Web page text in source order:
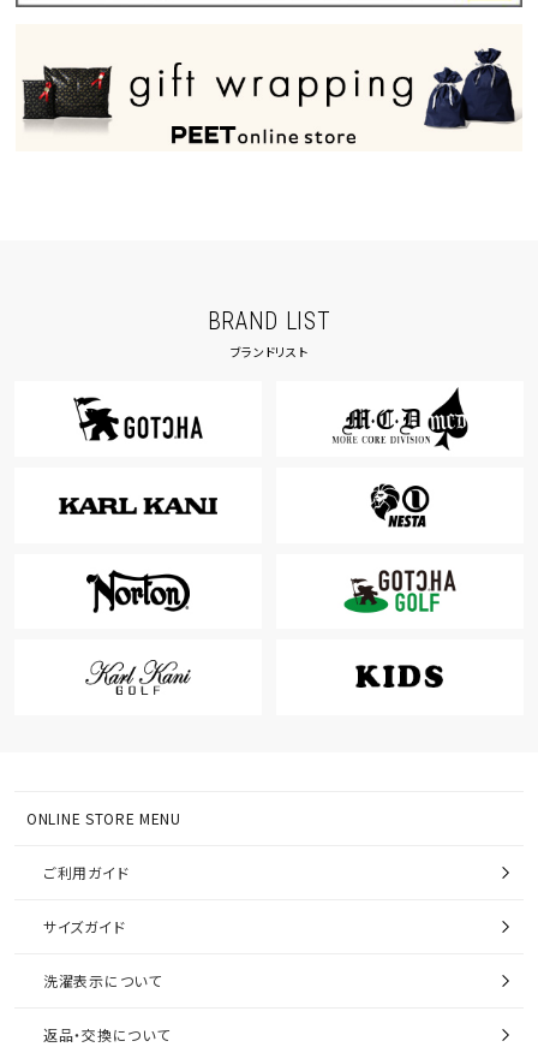
BRAND LIST
ブランドリスト
ONLINE STORE MENU
ご利用ガイド
サイズガイド
洗濯表示について
返品・交換について